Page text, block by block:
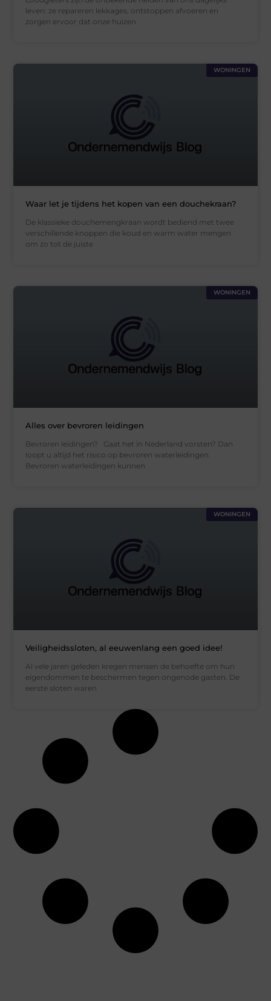
leven: ze repareren lekkages, ontstoppen afvoeren en
zorgen ervoor dat onze huizen
WONINGEN
Waar let je tijdens het kopen van een douchekraan?
De klassieke douchemengkraan wordt bediend met twee
verschillende knoppen die koud en warm water mengen
om zo tot de juiste
WONINGEN
Alles over bevroren leidingen
Bevroren leidingen? Gaat het in Nederland vorsten? Dan
loopt u altijd het risico op bevroren waterleidingen.
Bevroren waterleidingen kunnen
WONINGEN
Veiligheidssloten, al eeuwenlang een goed idee!
Al vele jaren geleden kregen mensen de behoefte om hun
eigendommen te beschermen tegen ongenode gasten. De
eerste sloten waren